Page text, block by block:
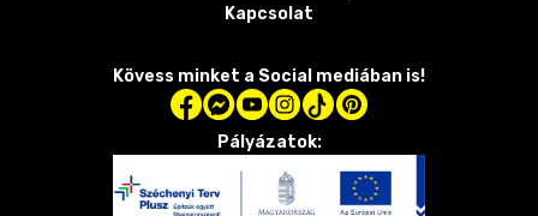
Kapcsolat
Kövess minket a Social mediában is!
Pályázatok: